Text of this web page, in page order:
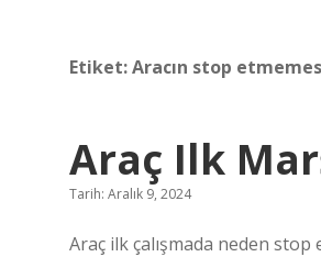
Etiket:Aracın stop
Araç Ilk
Tarih: Aralık 9, 2024
Araç ilk çalışmada neden